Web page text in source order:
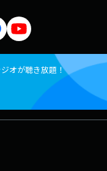
オが聴き放題！